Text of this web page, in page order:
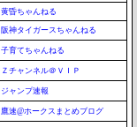
黄昏ちゃんねる
阪神タイガースちゃんねる
子育てちゃんねる
Ｚチャンネル＠ＶＩＰ
ジャンプ速報
鷹速@ホークスまとめブログ